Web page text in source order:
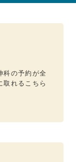
科の予約が全
取れるこちら